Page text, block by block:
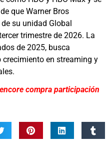
que Warner Bros
su unidad Global
trimestre de 2026. La
de 2025, busca
en streaming y
compra participación